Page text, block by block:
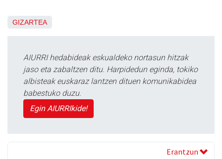
GIZARTEA
AIURRI hedabideak eskualdeko nortasun hitzak
jaso eta zabaltzen ditu. Harpidedun eginda, tokiko
albisteak euskaraz lantzen dituen komunikabidea
babestuko duzu.
Egin AIURRIkide!
Erantzun